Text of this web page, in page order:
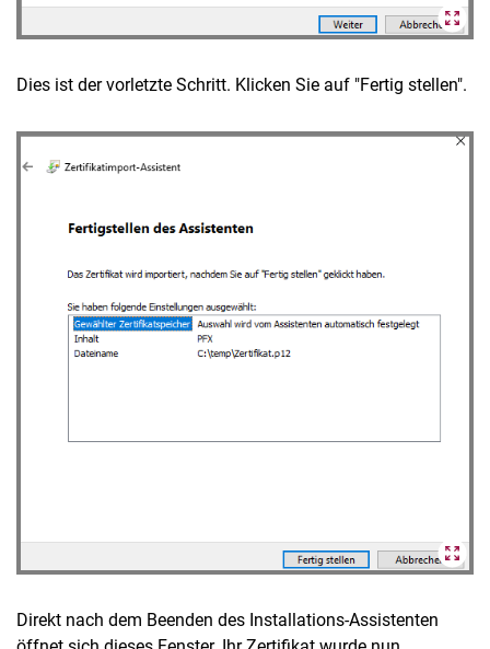
Dies ist der vorletzte Schritt. Klicken Sie auf "Fertig stellen".
Direkt nach dem Beenden des Installations-Assistenten